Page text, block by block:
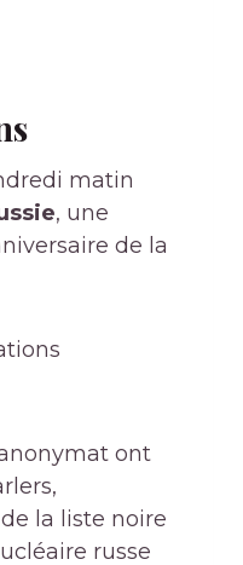
matin
, une
de la
ont
la liste noire
russe